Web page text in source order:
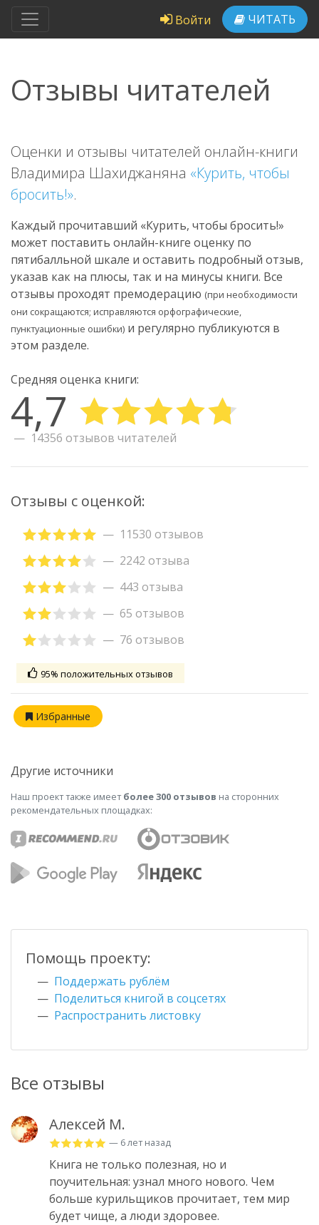
Войти ЧИТАТЬ
Отзывы читателей
Оценки и отзывы читателей онлайн-книги
Владимира Шахиджаняна «Курить, чтобы
бросить!».
Каждый прочитавший «Курить, чтобы бросить!»
может поставить онлайн-книге оценку по
пятибалльной шкале и оставить подробный отзыв,
указав как на плюсы, так и на минусы книги. Все
отзывы проходят премодерацию (при необходимости
они сокращаются; исправляются орфографические,
пунктуационные ошибки) и регулярно публикуются в
этом разделе.
Средняя оценка книги:
4,7
14356 отзывов читателей
Все отзывы
Алексей М.
— 6 лет назад
Книга не только полезная, но и
поучительная: узнал много нового. Чем
больше курильщиков прочитает, тем мир
будет чище, а люди здоровее.
Отзывы с оценкой:
11530 отзывов
2242 отзыва
443 отзыва
65 отзывов
76 отзывов
95% положительных отзывов
Избранные
Другие источники
Наш проект также имеетболее 300 отзывов на сторонних
рекомендательных площадках:
Помощь проекту:
Поддержать рублём
Поделиться книгой в соцсетях
Распространить листовку